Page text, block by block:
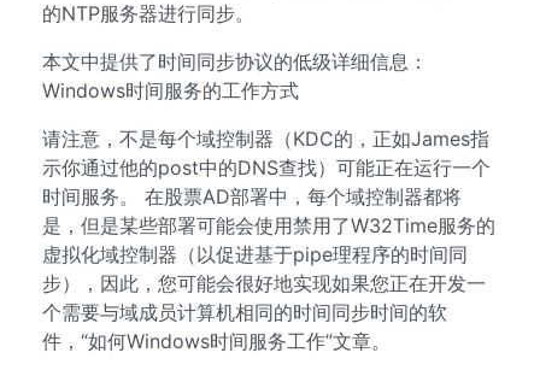
的NTP服务器进行同步。
本文中提供了时间同步协议的低级详细信息：
Windows时间服务的工作方式
请注意，不是每个域控制器（KDC的，正如James指
示你通过他的post中的DNS查找）可能正在运行一个
时间服务。 在股票AD部署中，每个域控制器都将
是，但是某些部署可能会使用禁用了W32Time服务的
虚拟化域控制器（以促进基于pipe理程序的时间同
步），因此，您可能会很好地实现如果您正在开发一
个需要与域成员计算机相同的时间同步时间的软
件，“如何Windows时间服务工作”文章。